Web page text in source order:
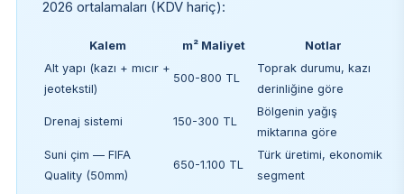
2026 ortalamaları (KDV hariç):
Kalem m² Maliyet
Notlar
Alt yapı (kazı + mıcır +
jeotekstil)
500-800 TL
Toprak durumu, kazı
derinliğine göre
Drenaj sistemi 150-300 TL
Bölgenin yağış
miktarına göre
Suni çim — FIFA
Quality (50mm)
650-1.100 TL
Türk üretimi, ekonomik
segment